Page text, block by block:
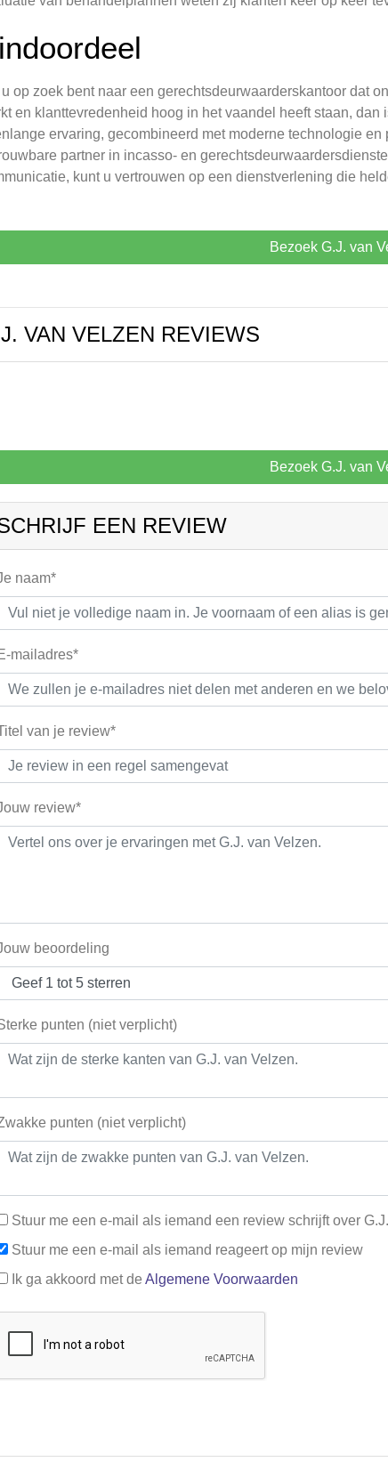
op zoek bent naar een gerechtsdeurwaarderskantoor dat
en klanttevredenheid hoog in het vaandel heeft staan,
ervaring, gecombineerd met moderne technologie
partner in incasso- en
kunt u vertrouwen op een dienstverlening die
Bezoek G.J. van
VAN VELZEN REVIEWS
Bezoek G.J. van
EEN REVIEW
naam*
mailadres*
van je review*
review*
beoordeling
punten (niet verplicht)
punten (niet verplicht)
Stuur me een e-mail als iemand een review schrijft over
Stuur me een e-mail als iemand reageert op mijn review
Ik ga akkoord met de Algemene Voorwaarden